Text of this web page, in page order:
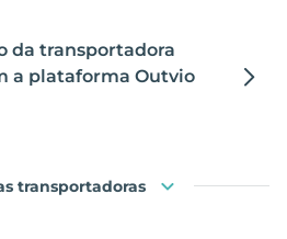
da transportadora
a plataforma Outvio
transportadoras